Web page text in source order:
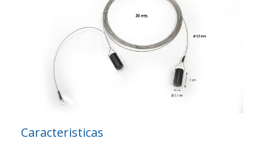
Caracteristicas